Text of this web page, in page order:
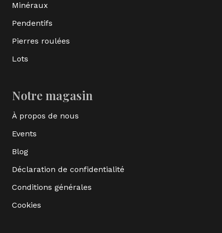
Minéraux
Pendentifs
Pierres roulées
Lots
Notre magasin
À propos de nous
Events
Blog
Déclaration de confidentialité
Conditions générales
Cookies